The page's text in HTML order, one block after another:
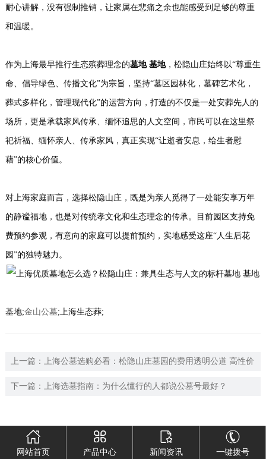
耐心讲解，没有强制推销，让家属在悲痛之余也能感受到足够的尊重
和温暖。
作为上海最早推行生态殡葬理念的墓地 基地，松隐山庄始终以“尊重生
命、倡导绿色、传播文化”为宗旨，坚持“墓区园林化，墓碑艺术化，
葬式多样化，管理现代化”的运营方向，打造的不仅是一处安葬先人的
场所，更是承载家风传承、缅怀追思的人文空间，市民可以在这里祭
祀祈福、缅怀亲人、传承家风，真正实现“让逝者安息，给生者慰
藉”的核心价值。
对上海家庭而言，选择松隐山庄，既是为亲人觅得了一处能安享万年
的静谧福地，也是对传统孝文化和生态理念的传承。目前园区支持免
费预约参观，有意向的家庭可以提前预约，实地感受这座“人生后花
园”的独特魅力。
基地;金山公墓;上海生态葬;
上一篇： 上海公墓选购必看：松隐山庄墓园的费用透明公道 高性价
比首选
下一篇： 上海选墓指南：为什么懂行的人都说公墓号最好？
网站首页 产品中心 新闻资讯 一键拨号